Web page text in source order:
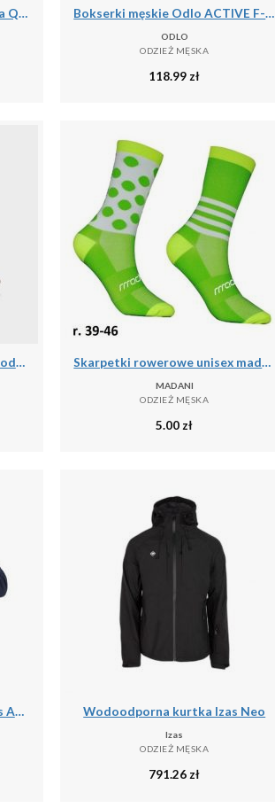
Wodoodporna kurtka zimowa Q36.5 Adventure Bokserki męskie Odlo ACTIVE F-DRyIGHT ECO
ODLO
ODZIEŻ MĘSKA
118.99 zł
Skarpety do łowiectwa podwodnego Beuchat Sirocco Elite 3 mm Skarpetki rowerowe unisex madani Parrot
MADANI
ODZIEŻ MĘSKA
5.00 zł
Bluza z kapturem męskie Vans Athletic Wodoodporna kurtka Izas Neo
Izas
ODZIEŻ MĘSKA
791.26zł